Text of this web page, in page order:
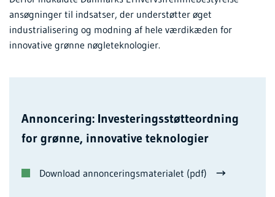
ansøgninger til indsatser, der understøtter øget
industrialisering og modning af hele værdikæden for
innovative grønne nøgleteknologier.
Annoncering: Investeringsstøtteordning
for grønne, innovative teknologier
Download annonceringsmaterialet (pdf)